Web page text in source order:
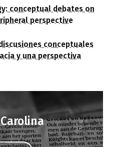
conceptual debates on
perspective
conceptuales
y una perspectiva